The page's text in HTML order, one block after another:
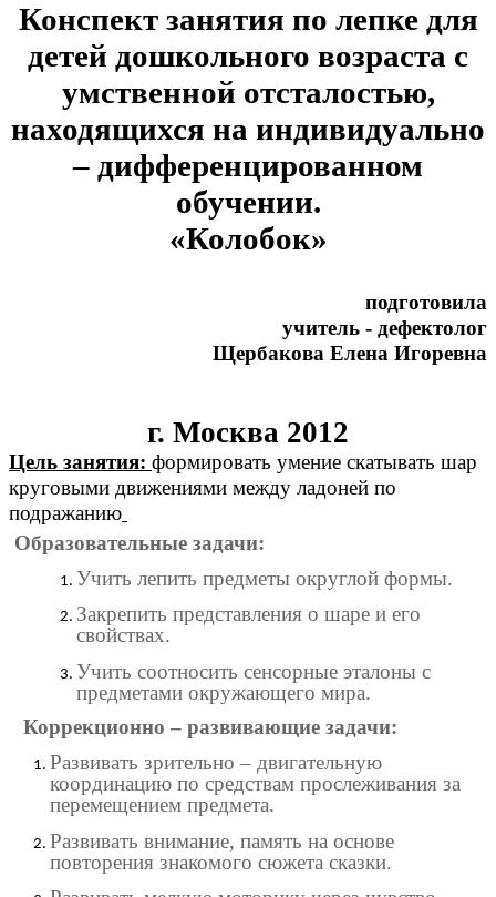
Конспект занятия по лепке для
детей дошкольного возраста с
умственной отсталостью,
находящихся на индивидуально
– дифференцированном
обучении.
«Колобок»
подготовила
учитель - дефектолог
Щербакова Елена Игоревна
г. Москва 2012
Цель занятия: формировать умение скатывать шар
круговыми движениями между ладоней по
подражанию
Образовательные задачи:
Учить лепить предметы округлой формы.
Закрепить представления о шаре и его
свойствах.
Учить соотносить сенсорные эталоны с
предметами окружающего мира.
Коррекционно – развивающие задачи:
Развивать зрительно – двигательную
координацию по средствам прослеживания за
перемещением предмета.
Развивать внимание, память на основе
повторения знакомого сюжета сказки.